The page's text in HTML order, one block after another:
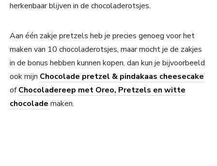
herkenbaar blijven in de chocoladerotsjes.
Aan één zakje pretzels heb je precies genoeg voor het
maken van 10 chocoladerotsjes, maar mocht je de zakjes
in de bonus hebben kunnen kopen, dan kun je bijvoorbeeld
ook mijn Chocolade pretzel & pindakaas cheesecake
ofChocoladereep met Oreo, Pretzels en witte
chocolade maken.